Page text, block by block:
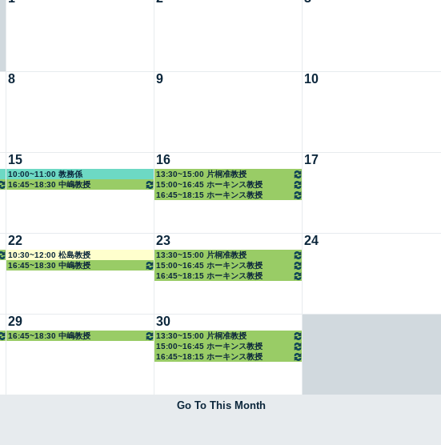
8 9 10
15
10:00~11:00 教務係
16:45~18:30 中嶋教授
16
13:30~15:00 片桐准教授
15:00~16:45 ホーキンス教授
16:45~18:15 ホーキンス教授
17
22
10:30~12:00 松島教授
16:45~18:30 中嶋教授
23
13:30~15:00 片桐准教授
15:00~16:45 ホーキンス教授
16:45~18:15 ホーキンス教授
24
29
16:45~18:30 中嶋教授
30
13:30~15:00 片桐准教授
15:00~16:45 ホーキンス教授
16:45~18:15 ホーキンス教授
Go To This Month